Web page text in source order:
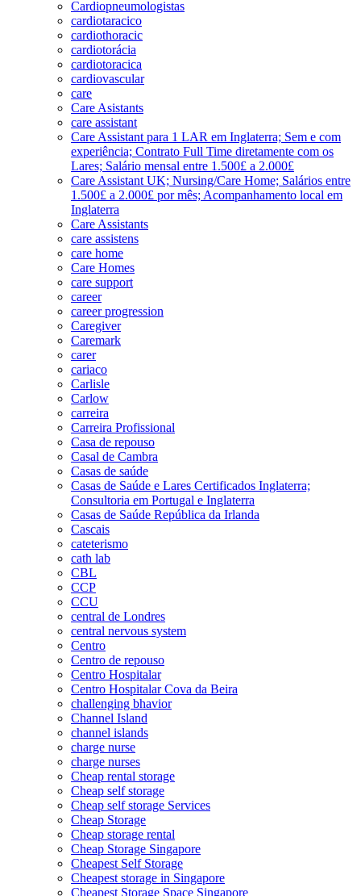
Cardiopneumologistas
cardiotaracico
cardiothoracic
cardiotorácia
cardiotoracica
cardiovascular
care
Care Asistants
care assistant
Care Assistant para 1 LAR em Inglaterra; Sem e com
experiência; Contrato Full Time diretamente com os
Lares; Salário mensal entre 1.500£ a 2.000£
Care Assistant UK; Nursing/Care Home; Salários entre
1.500£ a 2.000£ por mês; Acompanhamento local em
Inglaterra
Care Assistants
care assistens
care home
Care Homes
care support
career
career progression
Caregiver
Caremark
carer
cariaco
Carlisle
Carlow
carreira
Carreira Profissional
Casa de repouso
Casal de Cambra
Casas de saúde
Casas de Saúde e Lares Certificados Inglaterra;
Consultoria em Portugal e Inglaterra
Casas de Saúde República da Irlanda
Cascais
cateterismo
cath lab
CBL
CCP
CCU
central de Londres
central nervous system
Centro
Centro de repouso
Centro Hospitalar
Centro Hospitalar Cova da Beira
challenging bhavior
Channel Island
channel islands
charge nurse
charge nurses
Cheap rental storage
Cheap self storage
Cheap self storage Services
Cheap Storage
Cheap storage rental
Cheap Storage Singapore
Cheapest Self Storage
Cheapest storage in Singapore
Cheapest Storage Space Singapore